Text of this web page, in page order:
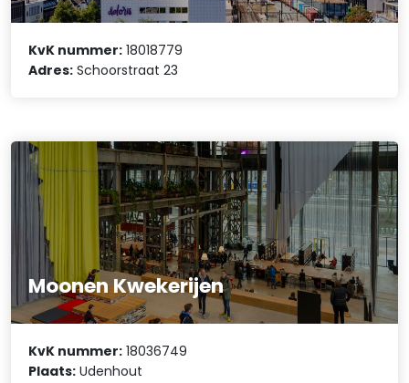
KvK nummer: 18018779
Adres: Schoorstraat 23
Moonen Kwekerijen
KvK nummer: 18036749
Plaats: Udenhout